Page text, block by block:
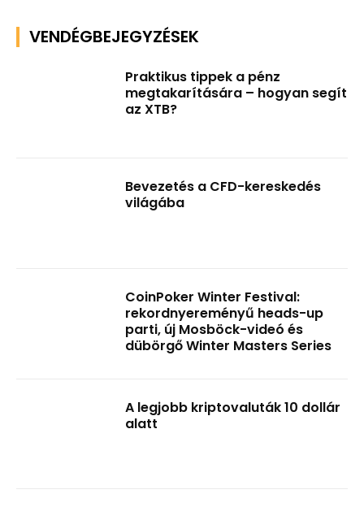
VENDÉGBEJEGYZÉSEK
Praktikus tippek a pénz
megtakarítására – hogyan segít
az XTB?
Bevezetés a CFD-kereskedés
világába
CoinPoker Winter Festival:
rekordnyereményű heads-up
parti, új Mosböck-videó és
dübörgő Winter Masters Series
A legjobb kriptovaluták 10 dollár
alatt